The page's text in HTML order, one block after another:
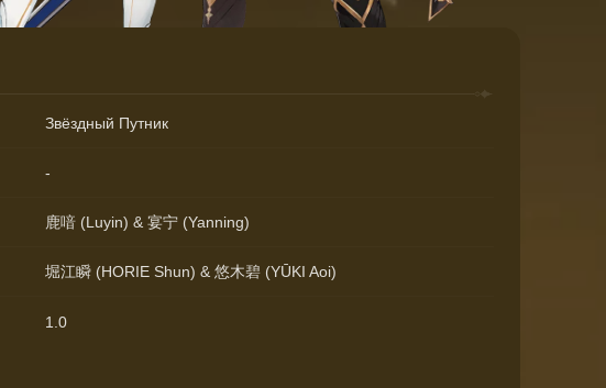
Звёздный Путник
-
鹿喑 (Luyin) & 宴宁 (Yanning)
堀江瞬 (HORIE Shun) & 悠木碧 (YŪKI Aoi)
1.0